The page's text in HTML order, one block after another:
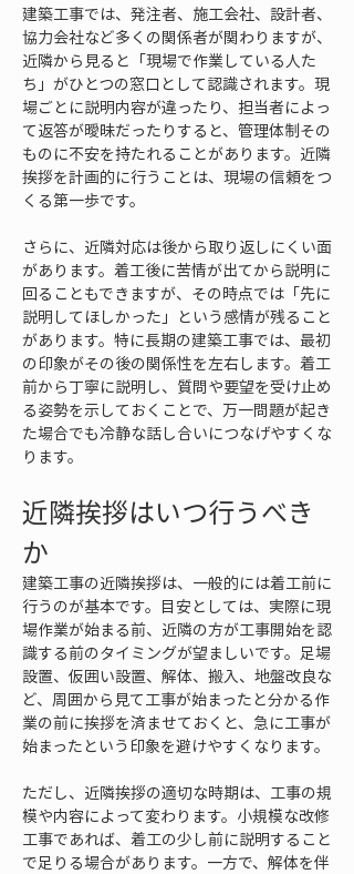
建築工事では、発注者、施工会社、設計者、
協力会社など多くの関係者が関わりますが、
近隣から見ると「現場で作業している人た
ち」がひとつの窓口として認識されます。現
場ごとに説明内容が違ったり、担当者によっ
て返答が曖昧だったりすると、管理体制その
ものに不安を持たれることがあります。近隣
挨拶を計画的に行うことは、現場の信頼をつ
くる第一歩です。
さらに、近隣対応は後から取り返しにくい面
があります。着工後に苦情が出てから説明に
回ることもできますが、その時点では「先に
説明してほしかった」という感情が残ること
があります。特に長期の建築工事では、最初
の印象がその後の関係性を左右します。着工
前から丁寧に説明し、質問や要望を受け止め
る姿勢を示しておくことで、万一問題が起き
た場合でも冷静な話し合いにつなげやすくな
ります。
近隣挨拶はいつ行うべき
か
建築工事の近隣挨拶は、一般的には着工前に
行うのが基本です。目安としては、実際に現
場作業が始まる前、近隣の方が工事開始を認
識する前のタイミングが望ましいです。足場
設置、仮囲い設置、解体、搬入、地盤改良な
ど、周囲から見て工事が始まったと分かる作
業の前に挨拶を済ませておくと、急に工事が
始まったという印象を避けやすくなります。
ただし、近隣挨拶の適切な時期は、工事の規
模や内容によって変わります。小規模な改修
工事であれば、着工の少し前に説明すること
で足りる場合があります。一方で、解体を伴